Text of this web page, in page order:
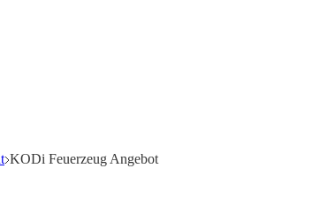
KODi Feuerzeug Angebot